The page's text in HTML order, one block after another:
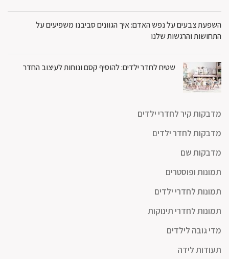
השפעת צבעים על נפש האדם: איך הגוונים סביבנו משפיעים על
התחושות והרגשות שלנו
שטיח לחדר ילדים: להוסיף קסם ונוחות לעיצוב החדר
מדבקות קיר לחדרי ילדים
מדבקות לחדר ילדים
מדבקות שם
תמונות ופוסטרים
תמונות לחדרי ילדים
תמונות לחדרי תינוקות
מדי גובה לילדים
תעודות לידה